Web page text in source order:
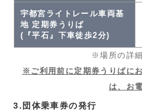
宇都宮ライトレール車両基
地 定期券うりば
(『平石』下車徒歩2分)
※場所の詳
※ご利用前に定期券うりばに
は、お
3.団体乗車券の発行